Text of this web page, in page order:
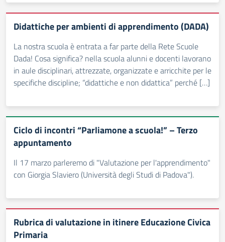
Didattiche per ambienti di apprendimento (DADA)
La nostra scuola è entrata a far parte della Rete Scuole
Dada! Cosa significa? nella scuola alunni e docenti lavorano
in aule disciplinari, attrezzate, organizzate e arricchite per le
specifiche discipline; “didattiche e non didattica” perché […]
Ciclo di incontri “Parliamone a scuola!” – Terzo
appuntamento
Il 17 marzo parleremo di "Valutazione per l'apprendimento"
con Giorgia Slaviero (Università degli Studi di Padova").
Rubrica di valutazione in itinere Educazione Civica
Primaria